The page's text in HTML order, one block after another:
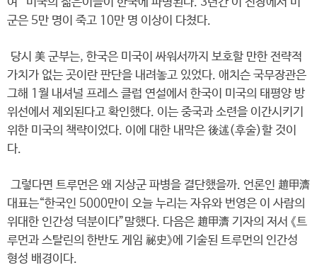
군은 5만 명이 죽고 10만 명 이상이 다쳤다.
당시 美 군부는, 한국은 미국이 싸워서까지 보호할 만한 전략적
가치가 없는 곳이란 판단을 내려놓고 있었다. 애치슨 국무장관은
그해 1월 내셔널 프레스 클럽 연설에서 한국이 미국의 태평양 방
위선에서 제외된다고 확인했다. 이는 중국과 소련을 이간시키기
위한 미국의 책략이었다. 이에 대한 내막은 後述(후술)할 것이
다.
그렇다면 트루먼은 왜 지상군 파병을 결단했을까. 언론인 趙甲濟
대표는“한국인 5000만이 오늘 누리는 자유와 번영은 이 사람의
위대한 인간성 덕분이다”말했다. 다음은 趙甲濟 기자의 저서 《트
루먼과 스탈린의 한반도 게임 秘史》에 기술된 트루먼의 인간성
형성 배경이다.